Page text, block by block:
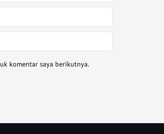
komentar saya berikutnya.